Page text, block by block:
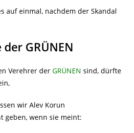
auf einmal, nachdem der Skandal
GRÜNEN
Verehrer der GRÜNEN sind, dürfte
wir Alev Korun
geben, wenn sie meint: